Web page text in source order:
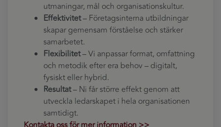
utmaningar, mål och organisationskultur.
Effektivitet– Företagsinterna utbildningar
skapar gemensam förståelse och stärker
samarbetet.
Flexibilitet– Vi anpassar format, omfattning
och metodik efter era behov – digitalt,
fysiskt eller hybrid.
Resultat– Ni får större effekt genom att
utveckla ledarskapet i hela organisationen
samtidigt.